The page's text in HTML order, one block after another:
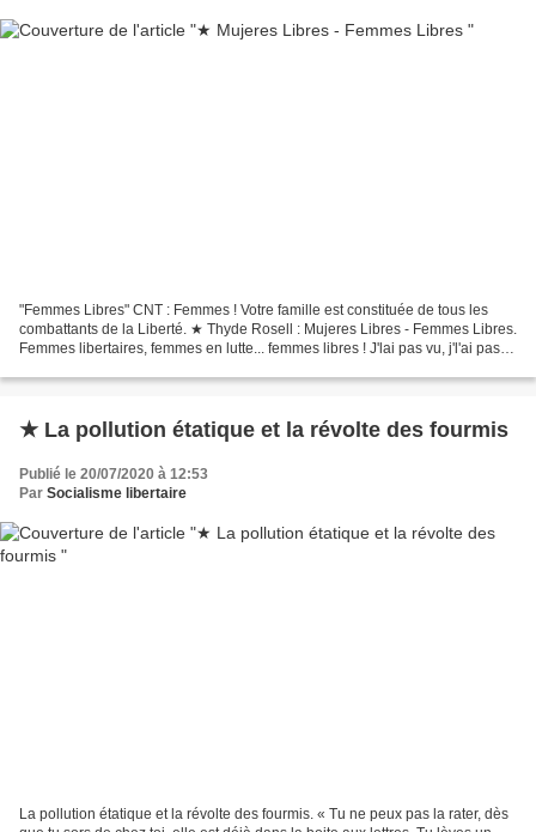
"Femmes Libres" CNT : Femmes ! Votre famille est constituée de tous les
combattants de la Liberté. ★ Thyde Rosell : Mujeres Libres - Femmes Libres.
Femmes libertaires, femmes en lutte... femmes libres ! J'lai pas vu, j'l'ai pas lu
★ La pollution étatique et la révolte des fourmis
Publié le 20/07/2020 à 12:53
Par Socialisme libertaire
La pollution étatique et la révolte des fourmis. « Tu ne peux pas la rater, dès